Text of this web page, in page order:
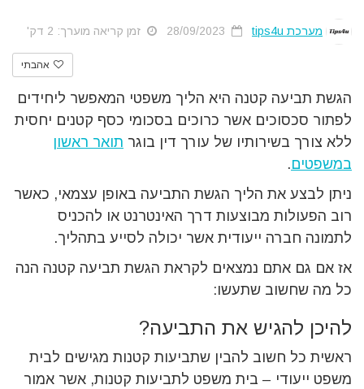
מערכת tips4u זמן קריאה מוערך: 2 דק'
אהבתי
הגשת תביעה קטנה היא הליך משפטי המאפשר ליחידים
לפתור סכסוכים אשר כרוכים בסכומי כסף קטנים יחסית
ללא צורך בשירותיו של עורך דין בוגר תואר ראשון
במשפטים.
ניתן לבצע את הליך הגשת התביעה באופן עצמאי, כאשר
רוב הפעולות מבוצעות דרך האינטרנט או להכניס
לתמונה חברה ייעודית אשר יכולה לסייע בתהליך.
אז אם גם אתם נמצאים לקראת הגשת תביעה קטנה הנה
כל מה שחשוב שתעשו:
להיכן להגיש את התביעה?
ראשית כל חשוב להבין שתביעות קטנות מגישים לבית
משפט ייעודי – בית משפט לתביעות קטנות, אשר אמור